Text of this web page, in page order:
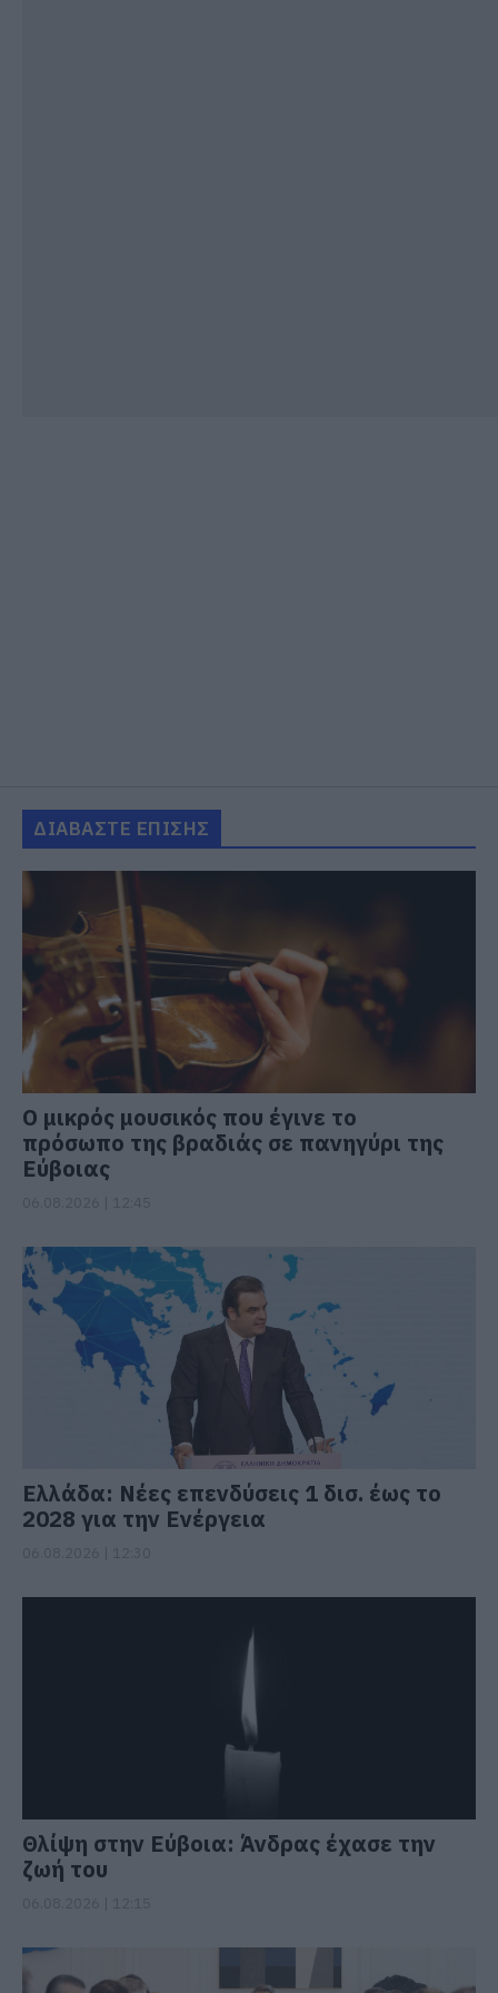
ΔΙΑΒΑΣΤΕ ΕΠΙΣΗΣ
Ο μικρός μουσικός που έγινε το
πρόσωπο της βραδιάς σε πανηγύρι της
Εύβοιας
Ελλάδα: Νέες επενδύσεις 1 δισ. έως το
2028 για την Ενέργεια
Θλίψη στην Εύβοια: Άνδρας έχασε την
ζωή του